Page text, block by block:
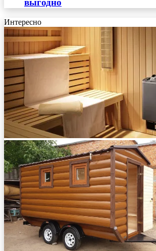
выгодно
Интересно